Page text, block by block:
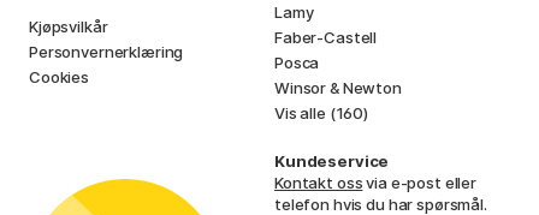
Kjøpsvilkår
Personvernerklæring
Cookies
Lamy
Faber-Castell
Posca
Winsor & Newton
Vis alle (160)
Kundeservice
Kontakt ossvia e-post eller
telefon hvis du har spørsmål.